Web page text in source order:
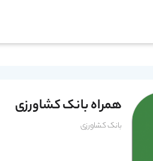
همراه بانک کشاورزی
بانک کشاورزی